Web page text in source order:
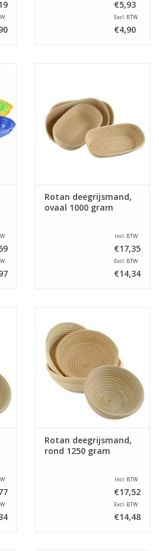
€5,93
Excl. BTW
€4,90
Rotan deegrijsmand,
ovaal 1000 gram
Incl. BTW
€17,35
Excl. BTW
€14,34
Rotan deegrijsmand,
rond 1250 gram
Incl. BTW
€17,52
Excl. BTW
€14,48